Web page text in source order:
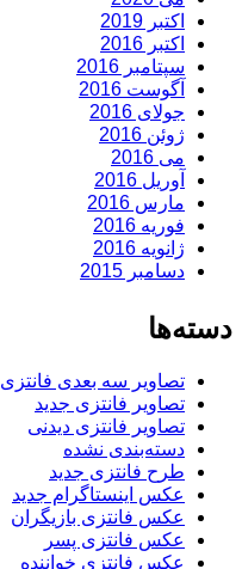
اکتبر 2019
اکتبر 2016
سپتامبر 2016
آگوست 2016
جولای 2016
ژوئن 2016
می 2016
آوریل 2016
مارس 2016
فوریه 2016
ژانویه 2016
دسامبر 2015
دسته‌ها
تصاویر سه بعدی فانتزی
تصاویر فانتزی جدید
تصاویر فانتزی دیدنی
دسته‌بندی نشده
طرح فانتزی جدید
عکس اینستاگرام جدید
عکس فانتزی بازیگران
عکس فانتزی پسر
عکس فانتزی خواننده